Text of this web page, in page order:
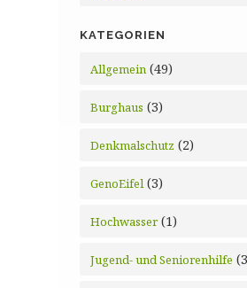
KATEGORIEN
Allgemein (49)
Burghaus (3)
Denkmalschutz (2)
GenoEifel(3)
Hochwasser (1)
Jugend- und Seniorenhilfe